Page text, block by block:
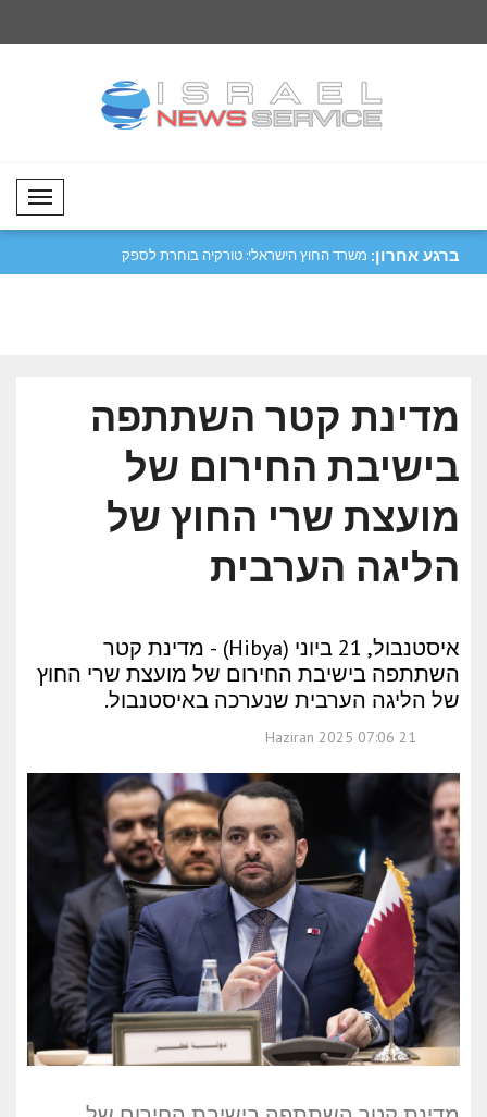
Mobil Menü
ברגע אחרון: נתניהו: ישראלמשרד החוץ הישראלי: טורקיה בוחרת לספק קיבלה את
מדינת קטר השתתפה
בישיבת החירום של
מועצת שרי החוץ של
הליגה הערבית
איסטנבול, 21 ביוני (Hibya) - מדינת קטר
השתתפה בישיבת החירום של מועצת שרי החוץ
של הליגה הערבית שנערכה באיסטנבול.
21 Haziran 2025 07:06